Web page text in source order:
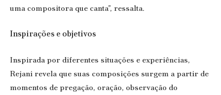
uma compositora que canta”, ressalta.
Inspirações e objetivos
Inspirada por diferentes situações e experiências,
Rejani revela que suas composições surgem a partir de
momentos de pregação, oração, observação do